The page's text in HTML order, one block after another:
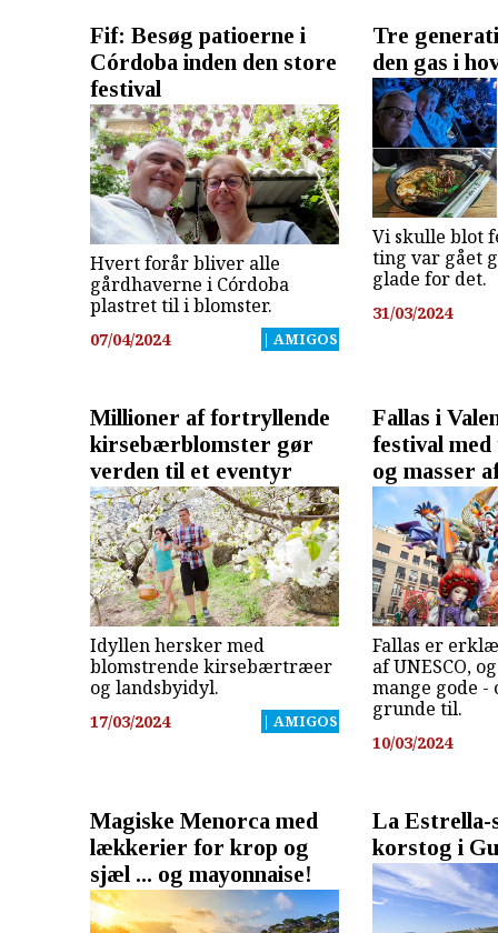
Fif: Besøg patioerne i
Córdoba inden den store
festival
Hvert forår bliver alle
gårdhaverne i Córdoba
plastret til i blomster.
07/04/2024 | AMIGOS
Tre
den gas i
Vi skulle blot
ting var gået
glade for det.
31/03/2024
Millioner af fortryllende
kirsebærblomster gør
verden til et eventyr
Idyllen hersker med
blomstrende kirsebærtræer
og landsbyidyl.
17/03/2024 | AMIGOS
Fallas i
festival
og masser
Fallas er
af UNESCO,
mange gode
grunde til.
10/03/2024
Magiske Menorca med
lækkerier for krop og
sjæl ... og mayonnaise!
La
korstog i